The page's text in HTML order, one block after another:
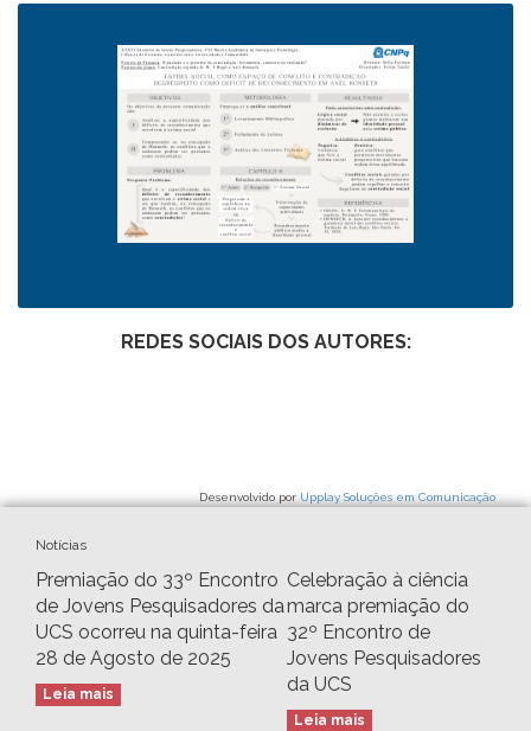
REDES SOCIAIS DOS AUTORES:
Desenvolvido por Upplay Soluções em Comunicação
Notícias
Premiação do 33º Encontro
de Jovens Pesquisadores da
UCS ocorreu na quinta-feira
28 de Agosto de 2025
Leia mais
Celebração à ciência
marca premiação do
32º Encontro de
Jovens Pesquisadores
da UCS
Leia mais